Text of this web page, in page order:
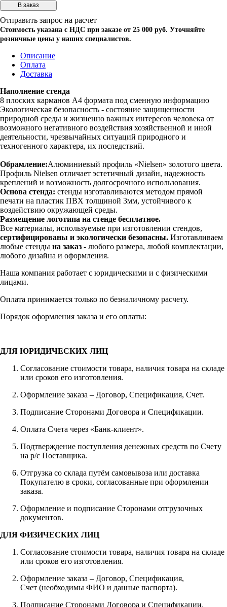
Отправить запрос на расчет
Стоимость указана с НДС при заказе от 25 000 руб. Уточняйте
розничные цены у наших специалистов.
Описание
Оплата
Доставка
Наполнение стенда
8 плоских карманов А4 формата под сменную информацию
Экологическая безопасность - состояние защищенности
природной среды и жизненно важных интересов человека от
возможного негативного воздействия хозяйственной и иной
деятельности, чрезвычайных ситуаций природного и
техногенного характера, их последствий.
Обрамление:Алюминиевый профиль «Nielsen» золотого цвета.
Профиль Nielsen отличает эстетичный дизайн, надежность
креплений и возможность долгосрочного использования.
Основа стенда: стенды изготавливаются методом прямой
печати на пластик ПВХ толщиной 3мм, устойчивого к
воздействию окружающей среды.
Размещение логотипа на стенде бесплатное.
Все материалы, используемые при изготовлении стендов,
сертифицированы и экологически безопасны. Изготавливаем
любые стенды на заказ - любого размера, любой комплектации,
любого дизайна и оформления.
Наша компания работает с юридическими и с физическими
лицами.
Оплата принимается только по безналичному расчету.
Порядок оформления заказа и его оплаты:
ДЛЯ ЮРИДИЧЕСКИХ ЛИЦ
Согласование стоимости товара, наличия товара на складе
или сроков его изготовления.
Оформление заказа – Договор, Спецификация, Счет.
Подписание Сторонами Договора и Спецификации.
Оплата Счета через «Банк-клиент».
Подтверждение поступления денежных средств по Счету
на р/с Поставщика.
Отгрузка со склада путём самовывоза или доставка
Покупателю в сроки, согласованные при оформлении
заказа.
Оформление и подписание Сторонами отгрузочных
документов.
ДЛЯ ФИЗИЧЕСКИХ ЛИЦ
Согласование стоимости товара, наличия товара на складе
или сроков его изготовления.
Оформление заказа – Договор, Спецификация,
Счет (необходимы ФИО и данные паспорта).
Подписание Сторонами Договора и Спецификации.